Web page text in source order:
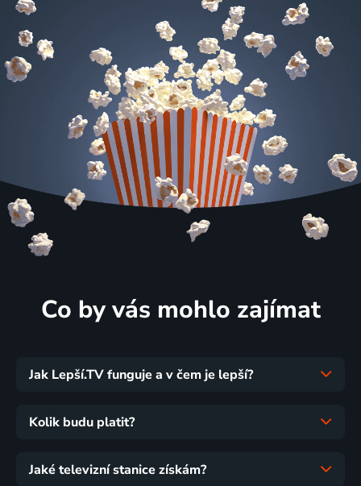
Co by vás mohlo zajímat
Jak Lepší.TV funguje a v čem je lepší?
Kolik budu platit?
Jaké televizní stanice získám?